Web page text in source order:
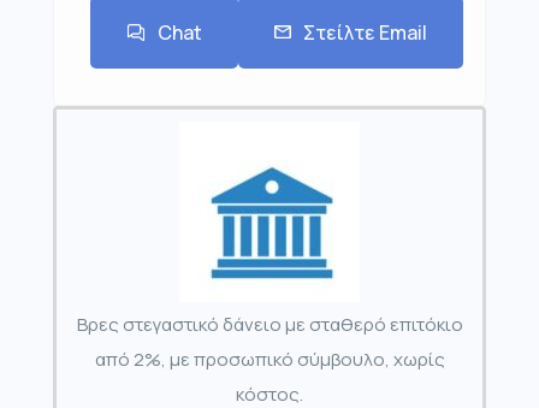
Chat Στείλτε Email
Βρες στεγαστικό δάνειο με σταθερό επιτόκιο
από 2%, με προσωπικό σύμβουλο, χωρίς
κόστος.